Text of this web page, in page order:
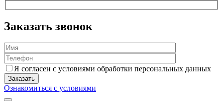
Заказать звонок
Я согласен с условиями обработки персональных данных
Ознакомиться с условиями